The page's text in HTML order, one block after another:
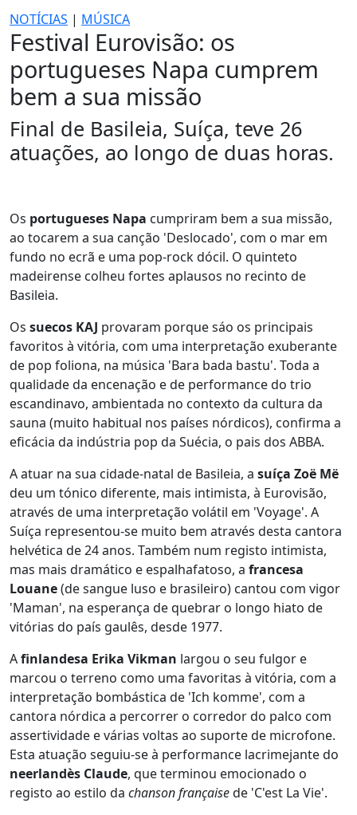
NOTÍCIAS | MÚSICA
Festival Eurovisão: os
portugueses Napa cumprem
bem a sua missão
Final de Basileia, Suíça, teve 26
atuações, ao longo de duas horas.
Os portugueses Napa cumpriram bem a sua missão,
ao tocarem a sua canção 'Deslocado', com o mar em
fundo no ecrã e uma pop-rock dócil. O quinteto
madeirense colheu fortes aplausos no recinto de
Basileia.
Os suecos KAJ provaram porque sáo os principais
favoritos à vitória, com uma interpretação exuberante
de pop foliona, na música 'Bara bada bastu'. Toda a
qualidade da encenação e de performance do trio
escandinavo, ambientada no contexto da cultura da
sauna (muito habitual nos países nórdicos), confirma a
eficácia da indústria pop da Suécia, o pais dos ABBA.
A atuar na sua cidade-natal de Basileia, a suíça Zoë Më
deu um tónico diferente, mais intimista, à Eurovisão,
através de uma interpretação volátil em 'Voyage'. A
Suíça representou-se muito bem através desta cantora
helvética de 24 anos. Também num registo intimista,
mas mais dramático e espalhafatoso, a francesa
Louane(de sangue luso e brasileiro) cantou com vigor
'Maman', na esperança de quebrar o longo hiato de
vitórias do país gaulês, desde 1977.
Afinlandesa Erika Vikman largou o seu fulgor e
marcou o terreno como uma favoritas à vitória, com a
interpretação bombástica de 'Ich komme', com a
cantora nórdica a percorrer o corredor do palco com
assertividade e várias voltas ao suporte de microfone.
Esta atuação seguiu-se à performance lacrimejante do
neerlandès Claude, que terminou emocionado o
registo ao estilo da chanson françaisede 'C'est La Vie'.